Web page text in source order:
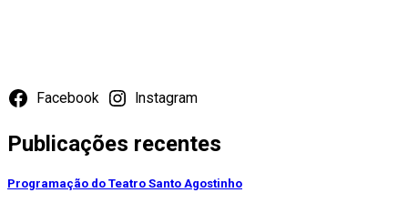
Facebook Instagram
Publicações recentes
Programação do Teatro Santo Agostinho